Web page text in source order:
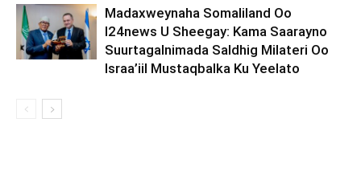
Madaxweynaha Somaliland Oo
I24news U Sheegay: Kama Saarayno
Suurtagalnimada Saldhig Milateri Oo
Israa’iil Mustaqbalka Ku Yeelato